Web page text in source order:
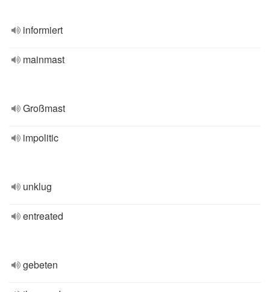
informiert
mainmast
Großmast
impolitic
unklug
entreated
gebeten